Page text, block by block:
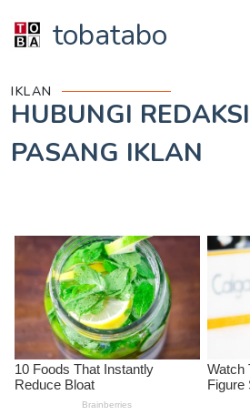
tobatabo
IKLAN
HUBUNGI
PASANG IKLAN